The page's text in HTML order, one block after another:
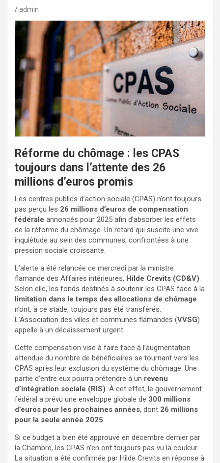
admin
Réforme du chômage : les CPAS
toujours dans l’attente des 26
millions d’euros promis
Les centres publics d’action sociale (CPAS) n’ont toujours
pas perçu les 26 millions d’euros de compensation
fédérale annoncés pour 2025 afin d’absorber les effets
de la réforme du chômage. Un retard qui suscite une vive
inquiétude au sein des communes, confrontées à une
pression sociale croissante.
L’alerte a été relancée ce mercredi par la ministre
flamande des Affaires intérieures, Hilde Crevits (CD&V).
Selon elle, les fonds destinés à soutenir les CPAS face à la
limitation dans le temps des allocations de chômage
n’ont, à ce stade, toujours pas été transférés.
L’Association des villes et communes flamandes (VVSG)
appelle à un décaissement urgent.
Cette compensation vise à faire face à l’augmentation
attendue du nombre de bénéficiaires se tournant vers les
CPAS après leur exclusion du système du chômage. Une
partie d’entre eux pourra prétendre à un revenu
d’intégration sociale (RIS). À cet effet, le gouvernement
fédéral a prévu une enveloppe globale de 300 millions
d’euros pour les prochaines années, dont 26 millions
pour la seule année 2025.
Si ce budget a bien été approuvé en décembre dernier par
la Chambre, les CPAS n’en ont toujours pas vu la couleur.
La situation a été confirmée par Hilde Crevits en réponse à